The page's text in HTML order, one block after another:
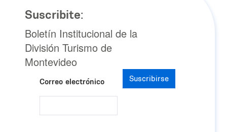
Suscribite:
Boletín Institucional de la
División Turismo de
Montevideo
Correo electrónico Suscribirse